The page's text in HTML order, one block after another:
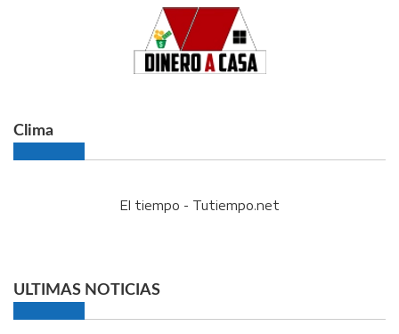
Clima
El tiempo - Tutiempo.net
ULTIMAS NOTICIAS